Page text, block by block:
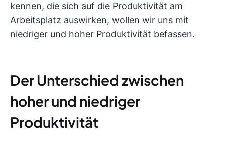
kennen, die sich auf die Produktivität am
Arbeitsplatz auswirken, wollen wir uns mit
niedriger und hoher Produktivität befassen.
Der Unterschied zwischen
hoher und niedriger
Produktivität